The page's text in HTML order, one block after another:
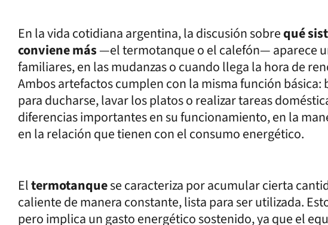
En la vida cotidiana argentina, la discusión sobrequé
conviene más—el termotanque o el calefón— aparece
familiares, en las mudanzas o cuando llega la hora de
Ambos artefactos cumplen con la misma función
para ducharse, lavar los platos o realizar tareas
diferencias importantes en su funcionamiento, en la
en la relación que tienen con el consumo energético.
Eltermotanquese caracteriza por acumular cierta
caliente de manera constante, lista para ser utilizada.
pero implica un gasto energético sostenido, ya que el